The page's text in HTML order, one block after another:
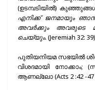
(ഉടമ്പടിയിൽ)
എനിക്ക് ജനമായും
അവർക്കും അവരുടെ
ചെയ്യും.(Jeremiah 32:
പുതിയനിയമ സഭയിൽ
വിശദമായി നോക്കാം;
ആണല്ലോ (Acts 2 :42 -47